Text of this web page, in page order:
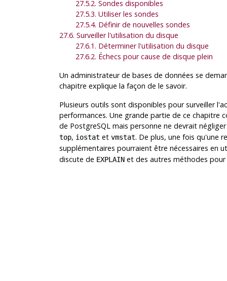
27.5.2. Sondes disponibles
27.5.3. Utiliser les sondes
27.5.4. Définir de nouvelles sondes
27.6. Surveiller l'utilisation du disque
27.6.1. Déterminer l'utilisation du disque
27.6.2. Échecs pour cause de disque plein
Un administrateur de bases de données se
chapitre explique la façon de le savoir.
Plusieurs outils sont disponibles pour surveiller
performances. Une grande partie de ce chapitre
de PostgreSQLmais personne ne devrait
top, iostat et vmstat. De plus, une fois qu'une
supplémentaires pourraient être nécessaires en
discute de EXPLAINet des autres méthodes